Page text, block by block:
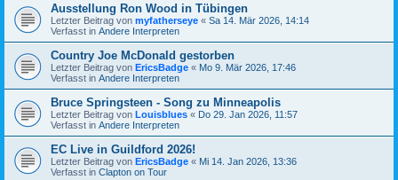
Ausstellung Ron Wood in Tübingen
Letzter Beitrag von myfatherseye « Sa 14. Mär 2026, 14:14
Verfasst in Andere Interpreten
Country Joe McDonald gestorben
Letzter Beitrag von EricsBadge « Mo 9. Mär 2026, 17:46
Verfasst in Andere Interpreten
Bruce Springsteen - Song zu Minneapolis
Letzter Beitrag von Louisblues « Do 29. Jan 2026, 11:57
Verfasst in Andere Interpreten
EC Live in Guildford 2026!
Letzter Beitrag von EricsBadge « Mi 14. Jan 2026, 13:36
Verfasst in Clapton on Tour